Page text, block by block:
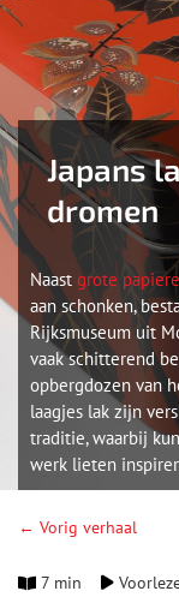
Japans
dromen
Naast grote
aan schonken,
Rijksmuseum uit
vaak schitterend
opbergdozen van
laagjes lak zijn
traditie, waarbij
werk lieten
← Vorig verhaal
7 min